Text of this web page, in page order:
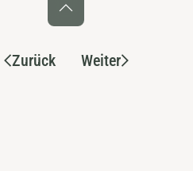
Zurück Weiter